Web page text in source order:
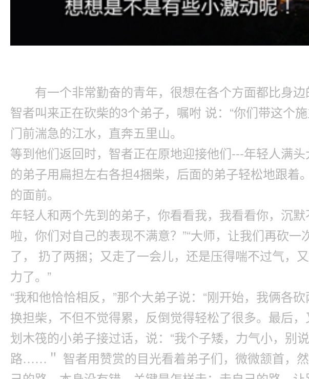
有一个非常勤奋的青年，很想在各个方面都比身
智者叫来正在砍柴的3个弟子，嘱咐 说：“你们带这个
门前湍急的江水，直奔五里山。
等到他们返回时，智者正在原地迎接他们---年轻人满
的弟子用扁担左右各担4捆柴，后面的弟子轻松地跟
的面前。
年轻人和两个先到的弟子，你看看我，我看看你，沉
啦，你们对自己的表现不满意？”“大师，让我们再砍
了， 扔了两捆；又走了一会儿，还是压得喘不过气，
力了。”
“我和他恰恰相反，”那个大弟子说：“刚开始，我俩各
换担柴，不但不觉得累，反倒觉得轻松了很多。最后
划木筏的小弟子接过话，说：“我个子矮，力气小，
路……＂ 智者用赞赏的目光看着弟子们，微微颔首，